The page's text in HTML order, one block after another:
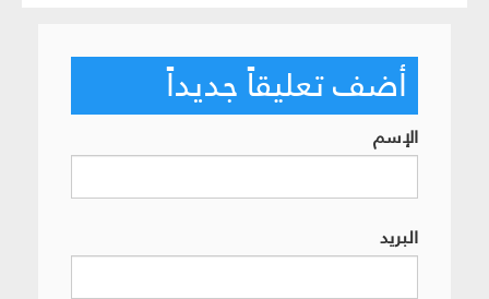
أضف تعليقاً جديداً
الإسم
البريد